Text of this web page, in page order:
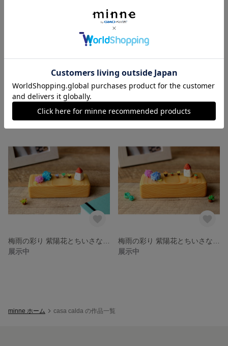
多肉とちいさなお家～ブビンガペンスタンド～No.2
2,980円
多肉とちいさなお家～ブビンガペンスタンド～No.1
2,980円
展示中
展示中
minne ホーム casa calda の作品一覧